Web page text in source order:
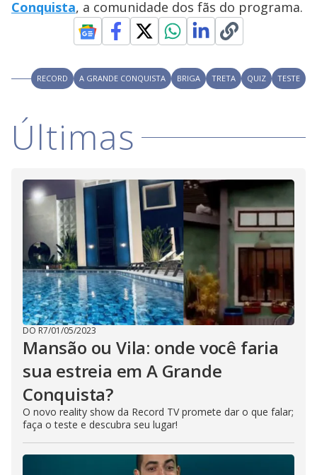
Conquista, a comunidade dos fãs do programa.
RECORD A GRANDE CONQUISTA BRIGA TRETA QUIZ TESTE
Últimas
DO R7/01/05/2023
Mansão ou Vila: onde você faria
sua estreia em A Grande
Conquista?
O novo reality show da Record TV promete dar o que falar;
faça o teste e descubra seu lugar!